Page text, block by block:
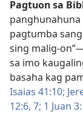
Pagtuon sa
panghunahuna
pagtumba
sing malig-
sa imo
basaha kag
Isaias 41:10;
12:​6, 7; 1 Juan